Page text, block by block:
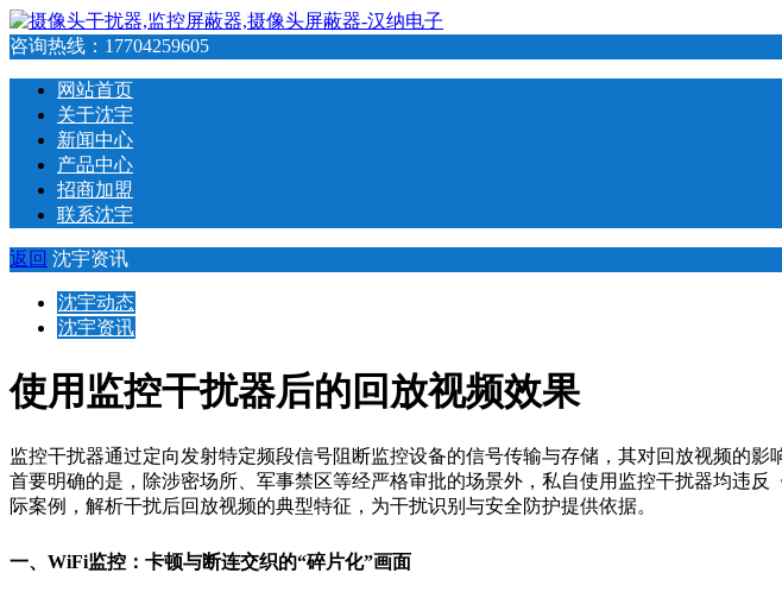
咨询热线： 17704259605
网站首页
关于沈宇
新闻中心
产品中心
招商加盟
联系沈宇
返回 沈宇资讯
沈宇动态
沈宇资讯
使用监控干扰器后的回放视频效果
监控干扰器通过定向发射特定频段信号阻断监控设备的信号传输与存储，其对回放视频的
首要明确的是，除涉密场所、军事禁区等经严格审批的场景外，私自使用监控干扰器均违
际案例，解析干扰后回放视频的典型特征，为干扰识别与安全防护提供依据。
一、WiFi监控：卡顿与断连交织的“碎片化”画面